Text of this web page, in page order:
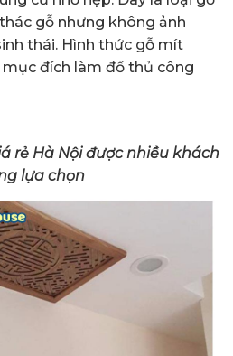
gỗ nhưng không ảnh
thái. Hình thức gỗ mít
mục đích làm đồ thủ công
rẻ Hà Nội được nhiều khách
lựa chọn